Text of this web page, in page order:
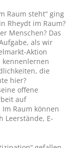
Raum steht“ ging
Rheydt im Raum?
Menschen? Das
als wir
Aktion
kennenlernen
die
hier?
offene
auf
Raum können
Leerstände, E-